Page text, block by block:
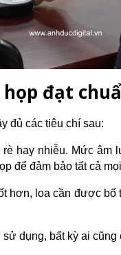
đạt
đủ các tiêu chí sau:
rè hay nhiễu. Mức
để đảm bảo tất cả
hơn, loa cần được bố
dụng, bất kỳ ai cũng